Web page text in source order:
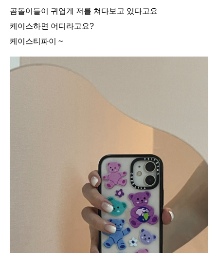
곰돌이들이 귀엽게 저를 쳐다보고 있다고요
케이스하면 어디라고요?
케이스티파이 ~